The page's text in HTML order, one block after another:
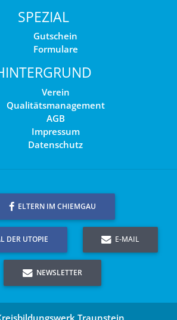
SPEZIAL
Gutschein
Formulare
Verein
Qualitätsmanagement
AGB
Impressum
Datenschutz
ELTERN IM CHIEMGAU
DER UTOPIE E-MAIL
NEWSLETTER